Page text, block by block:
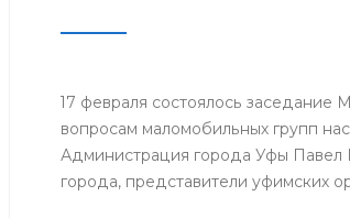
17 февраля состоялось
вопросам маломобильных групп
Администрация города Уфы Павел
города, представители уфимских